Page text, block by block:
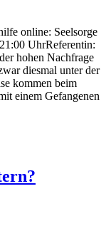
online: Seelsorge
UhrReferentin:
hohen Nachfrage
diesmal unter der
kommen beim
einem Gefangenen